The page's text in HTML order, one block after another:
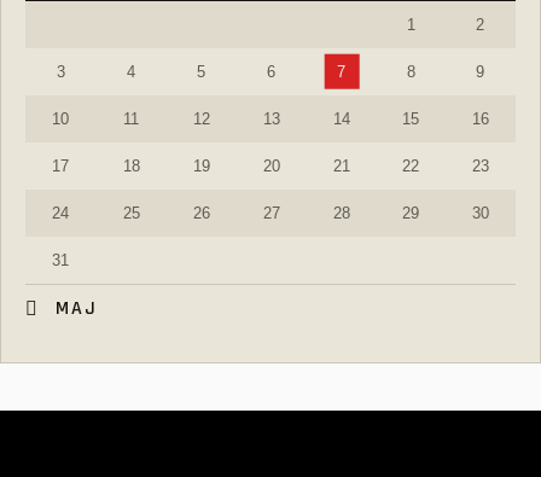
1 2
3 4 5 6 7 8 9
10 11 12 13 14 15 16
17 18 19 20 21 22 23
24 25 26 27 28 29 30
31
« MAJ